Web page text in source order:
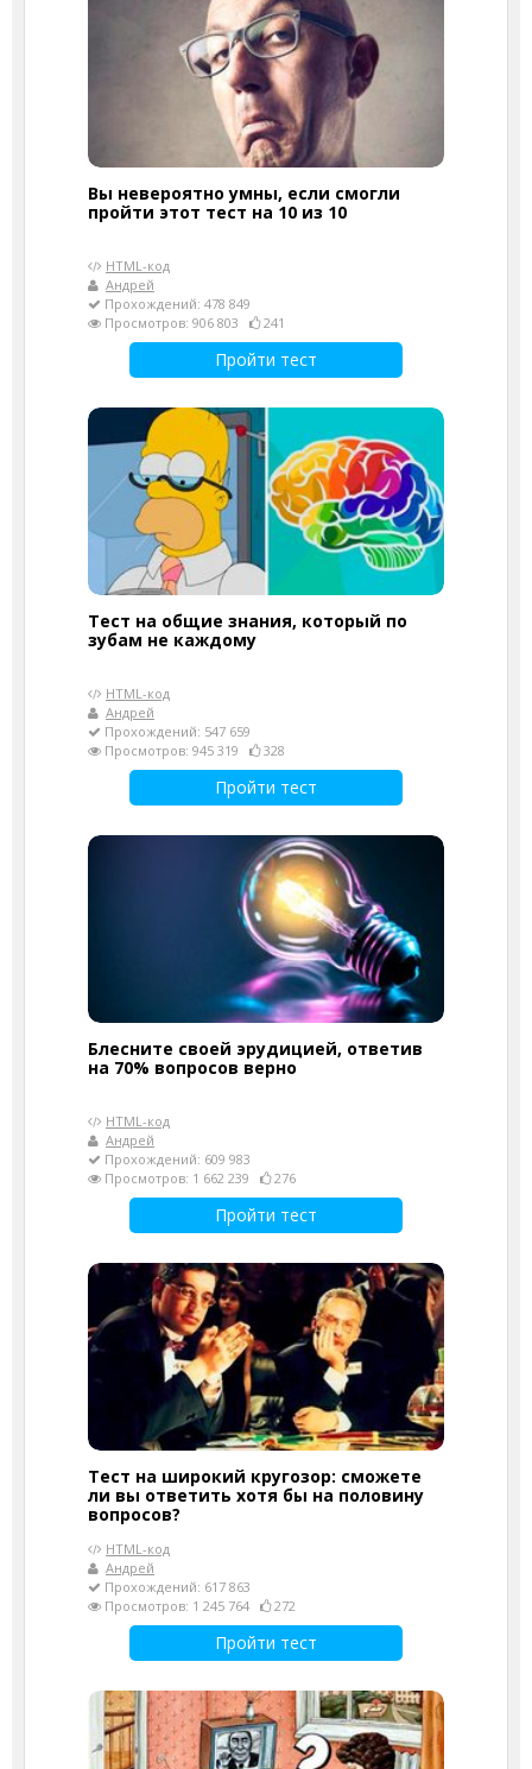
Вы невероятно умны, если смогли
пройти этот тест на 10 из 10
HTML-код
Андрей
Прохождений: 478 849
Просмотров: 906 803
241
Пройти тест
Тест на общие знания, который по
зубам не каждому
HTML-код
Андрей
Прохождений: 547 659
Просмотров: 945 319
328
Пройти тест
Блесните своей эрудицией, ответив
на 70% вопросов верно
HTML-код
Андрей
Прохождений: 609 983
Просмотров: 1 662 239
276
Пройти тест
Тест на широкий кругозор: сможете
ли вы ответить хотя бы на половину
вопросов?
HTML-код
Андрей
Прохождений: 617 863
Просмотров: 1 245 764
272
Пройти тест